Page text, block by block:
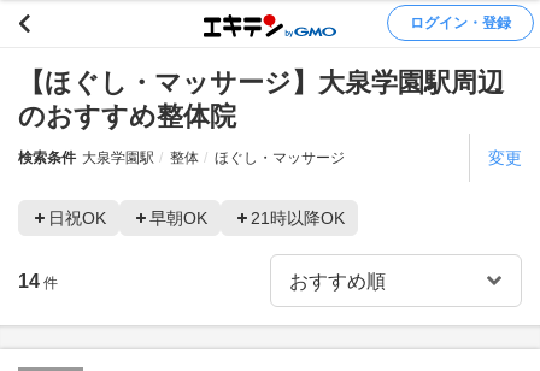
ログイン・登録
【ほぐし・マッサージ】大泉学園駅周辺
のおすすめ整体院
検索条件 大泉学園駅 整体 ほぐし・マッサージ 変更
日祝OK 早朝OK 21時以降OK
14 件